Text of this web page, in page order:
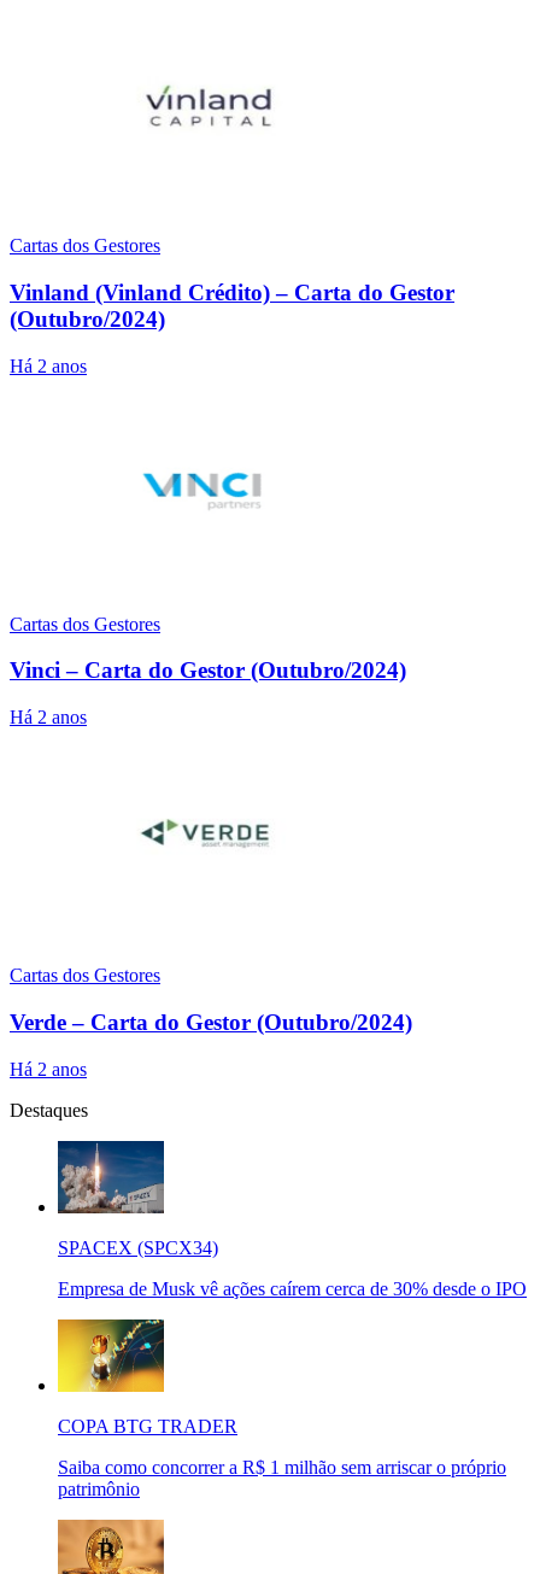
Cartas dos Gestores
Vinland (Vinland Crédito) – Carta do Gestor
(Outubro/2024)
Há 2 anos
Cartas dos Gestores
Vinci – Carta do Gestor (Outubro/2024)
Há 2 anos
Cartas dos Gestores
Verde – Carta do Gestor (Outubro/2024)
Há 2 anos
Destaques
SPACEX (SPCX34)
Empresa de Musk vê ações caírem cerca de 30% desde o IPO
COPA BTG TRADER
Saiba como concorrer a R$ 1 milhão sem arriscar o próprio
patrimônio